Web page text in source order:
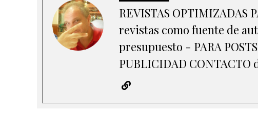
REVISTAS OPTIMIZADAS
revistas como fuente de
presupuesto - PARA
PUBLICIDAD